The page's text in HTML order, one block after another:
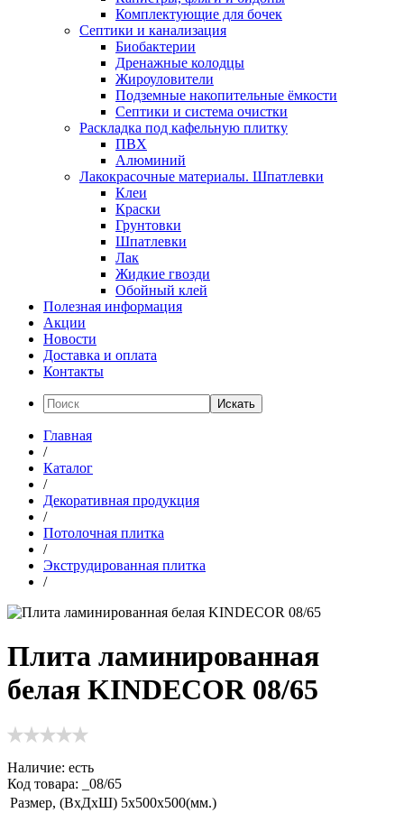
Комплектующие для бочек
Септики и канализация
Биобактерии
Дренажные колодцы
Жироуловители
Подземные накопительные ёмкости
Септики и система очистки
Раскладка под кафельную плитку
ПВХ
Алюминий
Лакокрасочные материалы. Шпатлевки
Клеи
Краски
Грунтовки
Шпатлевки
Лак
Жидкие гвозди
Обойный клей
Полезная информация
Акции
Новости
Доставка и оплата
Контакты
Искать
Главная
/
Каталог
/
Декоративная продукция
/
Потолочная плитка
/
Экструдированная плитка
/
Плита ламинированная
белая KINDECOR 08/65
Наличие: есть
Код товара: _08/65
Размер, (ВхДхШ) 5х500х500(мм.)